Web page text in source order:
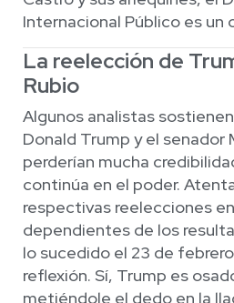
Internacional Público es un
La reelección de
Rubio
Algunos analistas
Donald Trump y el senador
perderían mucha
continúa en el poder.
respectivas reelecciones
dependientes de los
lo sucedido el 23 de
reflexión. Sí, Trump es
metiéndole el dedo en la